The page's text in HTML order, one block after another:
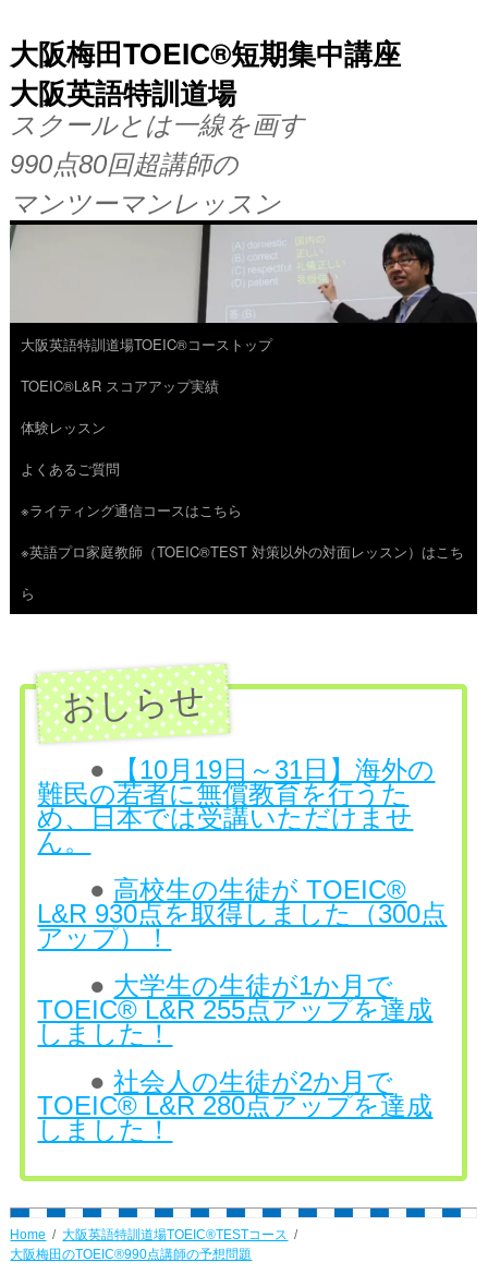
大阪梅田TOEIC®短期集中講座
大阪英語特訓道場
スクールとは一線を画す
990点80回超講師の
マンツーマンレッスン
コ
ン
テ
ン
ツ
へ
ス
大阪英語特訓道場TOEIC®コーストップ
TOEIC®L&R スコアアップ実績
体験レッスン
よくあるご質問
※ライティング通信コースはこちら
※英語プロ家庭教師（TOEIC®TEST 対策以外の対面レッスン）はこち
ら
●
【10月19日～31日】海外の
難民の若者に無償教育を行うた
め、日本では受講いただけませ
ん。
● 高校生の生徒が TOEIC®
L&R 930点を取得しました（300点
アップ）！
● 大学生の生徒が1か月で
TOEIC® L&R 255点アップを達成
しました！
●社会人の生徒が2か月で
TOEIC® L&R 280点アップを達成
しました！
Home
大阪英語特訓道場TOEIC®TESTコース
大阪梅田のTOEIC®990点講師の予想問題